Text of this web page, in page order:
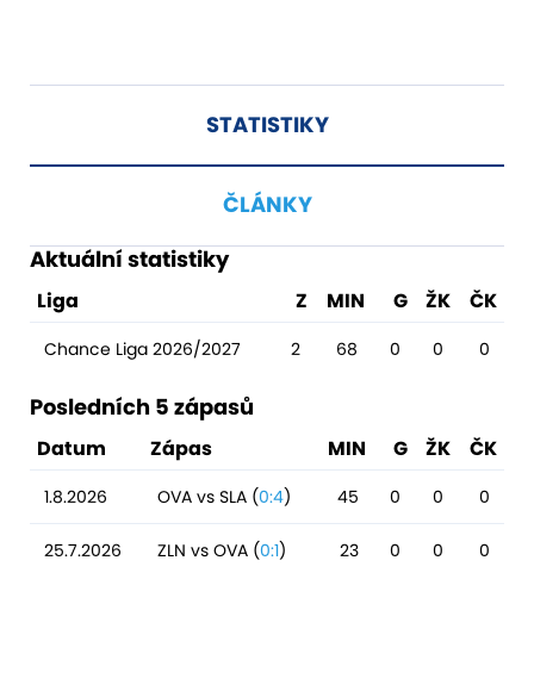
STATISTIKY
ČLÁNKY
Aktuální statistiky
Liga Z MIN G ŽK ČK
Chance Liga 2026/2027 2 68 0 0 0
Posledních 5 zápasů
Datum Zápas MIN G ŽK ČK
1.8.2026 OVA vs SLA (0:4) 45 0 0 0
25.7.2026 ZLN vs OVA (0:1) 23 0 0 0